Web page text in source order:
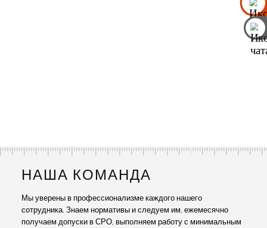
НАША КОМАНДА
Мы уверены в профессионализме каждого нашего
сотрудника. Знаем нормативы и следуем им, ежемесячно
получаем допуски в СРО, выполняем работу с минимальным